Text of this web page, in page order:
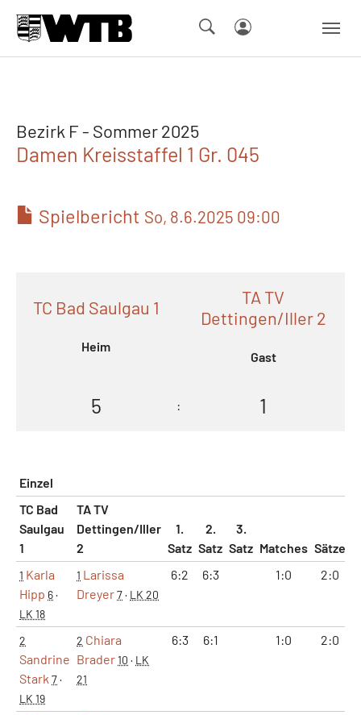
Bezirk F - Sommer 2025
Damen Kreisstaffel 1 Gr. 045
Spielbericht So, 8.6.2025 09:00
TC Bad Saulgau 1
Heim
TA TV
Dettingen/Iller 2
Gast
5 : 1
Einzel
TC Bad
Saulgau
1
TA TV
Dettingen/Iller
2
1.
Satz
2.
Satz
3.
Satz Matches Sätze
1 Karla
Hipp 6·
LK 18
1 Larissa
Dreyer7· LK 20
6:2 6:3 1:0 2:0
2
Sandrine
Stark 7·
LK 19
2 Chiara
Brader10 · LK
21
6:3 6:1 1:0 2:0